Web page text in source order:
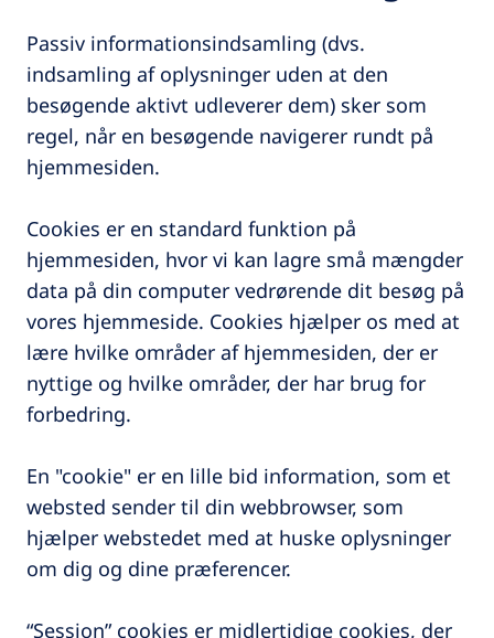
Passiv informationsindsamling (dvs.
indsamling af oplysninger uden at den
besøgende aktivt udleverer dem) sker som
regel, når en besøgende navigerer rundt på
hjemmesiden.
Cookies er en standard funktion på
hjemmesiden, hvor vi kan lagre små mængder
data på din computer vedrørende dit besøg på
vores hjemmeside. Cookies hjælper os med at
lære hvilke områder af hjemmesiden, der er
nyttige og hvilke områder, der har brug for
forbedring.
En "cookie" er en lille bid information, som et
websted sender til din webbrowser, som
hjælper webstedet med at huske oplysninger
om dig og dine præferencer.
“Session” cookies er midlertidige cookies, der